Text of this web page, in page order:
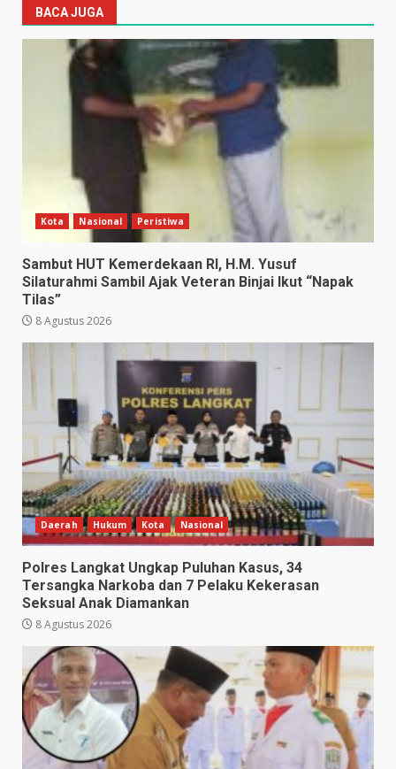
BACA JUGA
Kota Nasional Peristiwa
Sambut HUT Kemerdekaan RI, H.M. Yusuf
Silaturahmi Sambil Ajak Veteran Binjai Ikut “Napak
Tilas”
8 Agustus 2026
Daerah Hukum Kota Nasional
Polres Langkat Ungkap Puluhan Kasus, 34
Tersangka Narkoba dan 7 Pelaku Kekerasan
Seksual Anak Diamankan
8 Agustus 2026